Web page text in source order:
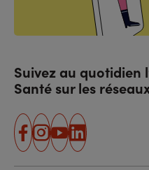
Suivez au quotidien
Santé sur les
facebook
instagram
youtube
linkedin